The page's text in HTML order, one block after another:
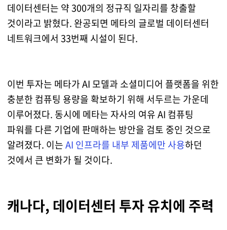
데이터센터는 약 300개의 정규직 일자리를 창출할
것이라고 밝혔다. 완공되면 메타의 글로벌 데이터센터
네트워크에서 33번째 시설이 된다.
이번 투자는 메타가 AI 모델과 소셜미디어 플랫폼을 위한
충분한 컴퓨팅 용량을 확보하기 위해 서두르는 가운데
이루어졌다. 동시에 메타는 자사의 여유 AI 컴퓨팅
파워를 다른 기업에 판매하는 방안을 검토 중인 것으로
알려졌다. 이는AI 인프라를 내부 제품에만 사용하던
것에서 큰 변화가 될 것이다.
캐나다, 데이터센터 투자 유치에 주력